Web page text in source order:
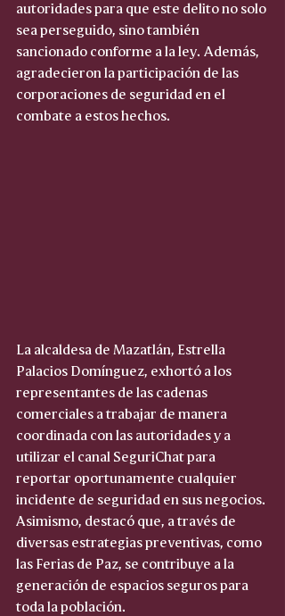
autoridades para que este delito no solo
sea perseguido, sino también
sancionado conforme a la ley. Además,
agradecieron la participación de las
corporaciones de seguridad en el
combate a estos hechos.
La alcaldesa de Mazatlán, Estrella
Palacios Domínguez, exhortó a los
representantes de las cadenas
comerciales a trabajar de manera
coordinada con las autoridades y a
utilizar el canal SeguriChat para
reportar oportunamente cualquier
incidente de seguridad en sus negocios.
Asimismo, destacó que, a través de
diversas estrategias preventivas, como
las Ferias de Paz, se contribuye a la
generación de espacios seguros para
toda la población.